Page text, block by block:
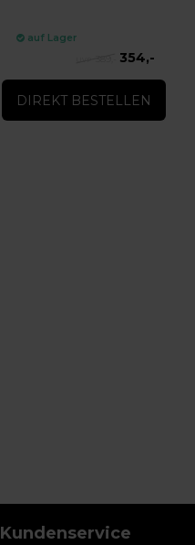
auf Lager
354,-
DIREKT BESTELLEN
Kundenservice